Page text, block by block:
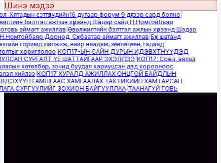
Шинэ мэдээ
сэтгүүлчдийн16 дугаар форум 9 дүгээр сард болно|
бэлтгэл ажлын хүрээнд Шадар сайд Н.Номтойбаяр
аймагт ажиллав|Өвөлжилтийн бэлтгэл ажлын хүрээнд Шадар
Дорнод, Сүхбаатар аймагт ажиллав|Бүх шатанд
горимд шилжиж, найр наадам, зөвлөгөөн, гадаад
хориглолоо|КОП17-ЫН САЙН ДУРЫН ИДЭВХТНҮҮДЭД
СУРГАЛТ ҮЕ ШАТТАЙГААР ЭХЭЛЛЭЭ|КОП17: Соёл, аялал
хөтөлбөр, зочид буудал хариуцсан дэд хорооноос
хийлээ|КОП17 ХУРАЛД АЖИЛЛАХ ОНЦГОЙ БАЙДЛЫН
ГАМШГААС ХАМГААЛАХ ТАКТИКИЙН ХАМТАРСАН
СУРГУУЛИЙГ ЗОХИОН БАЙГУУЛЛАА|ТААНАГҮЙ ГОВЬ